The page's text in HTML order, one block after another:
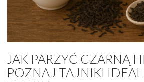
JAK PARZYĆ CZARNĄ
POZNAJ TAJNIKI